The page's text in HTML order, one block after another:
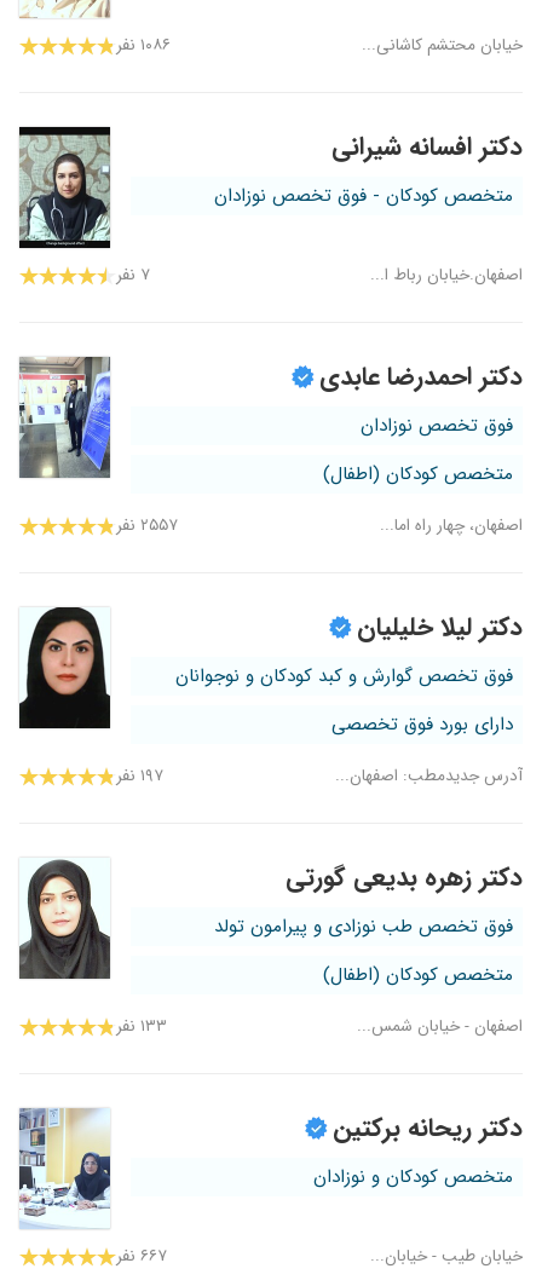
خیابان محتشم کاشانی... ۱۰۸۶ نفر
دکتر افسانه شیرانی
متخصص کودکان - فوق تخصص نوزادان
اصفهان.خیابان رباط ا... ۷ نفر
دکتر احمدرضا عابدی
فوق تخصص نوزادان
متخصص کودکان (اطفال)
اصفهان، چهار راه اما... ۲۵۵۷ نفر
دکتر لیلا خلیلیان
فوق تخصص گوارش و کبد کودکان و نوجوانان
دارای بورد فوق تخصصی
آدرس جدیدمطب: اصفهان... ۱۹۷ نفر
دکتر زهره بدیعی گورتی
فوق تخصص طب نوزادی و پیرامون تولد
متخصص کودکان (اطفال)
اصفهان - خیابان شمس... ۱۳۳ نفر
دکتر ریحانه برکتین
متخصص کودکان و نوزادان
خیابان طیب - خیابان... ۶۶۷ نفر